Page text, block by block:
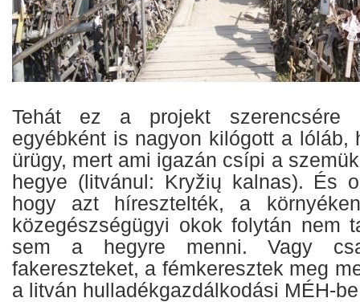
Tehát ez a projekt szerencsére
egyébként is nagyon kilógott a lóláb,
ürügy, mert ami igazán csípi a
hegye (litvánul: Kryžių kalnas). És
hogy azt híresztelték, a
közegészségügyi okok folytán nem
sem a hegyre menni. Vagy
fakereszteket, a fémkeresztek meg
a litván hulladékgazdálkodási MÉH-